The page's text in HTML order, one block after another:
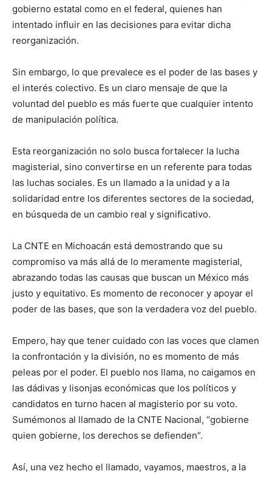
gobierno estatal como en el federal, quienes han
intentado influir en las decisiones para evitar dicha
reorganización.
Sin embargo, lo que prevalece es el poder de las bases y
el interés colectivo. Es un claro mensaje de que la
voluntad del pueblo es más fuerte que cualquier intento
de manipulación política.
Esta reorganización no solo busca fortalecer la lucha
magisterial, sino convertirse en un referente para todas
las luchas sociales. Es un llamado a la unidad y a la
solidaridad entre los diferentes sectores de la sociedad,
en búsqueda de un cambio real y significativo.
La CNTE en Michoacán está demostrando que su
compromiso va más allá de lo meramente magisterial,
abrazando todas las causas que buscan un México más
justo y equitativo. Es momento de reconocer y apoyar el
poder de las bases, que son la verdadera voz del pueblo.
Empero, hay que tener cuidado con las voces que clamen
la confrontación y la división, no es momento de más
peleas por el poder. El pueblo nos llama, no caigamos en
las dádivas y lisonjas económicas que los políticos y
candidatos en turno hacen al magisterio por su voto.
Sumémonos al llamado de la CNTE Nacional, “gobierne
quien gobierne, los derechos se defienden”.
Así, una vez hecho el llamado, vayamos, maestros, a la